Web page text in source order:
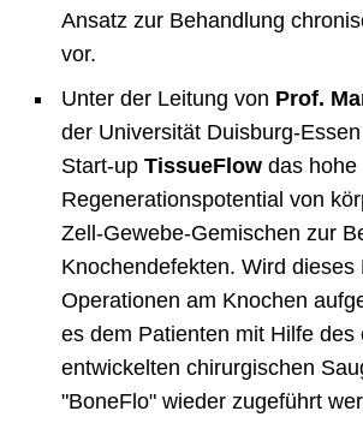
Ansatz zur Behandlung
vor.
Unter der Leitung von Prof.
der Universität Duisburg-
Start-up TissueFlowdas hohe
Regenerationspotential von
Zell-Gewebe-Gemischen zur
Knochendefekten. Wird dieses
Operationen am Knochen
es dem Patienten mit Hilfe des
entwickelten chirurgischen
"BoneFlo" wieder zugeführt